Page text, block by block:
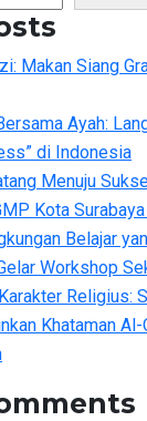
Makan Siang
Ayah:
di Indonesia
Menuju
Kota
Belajar
Workshop
Religius:
Khataman Al-